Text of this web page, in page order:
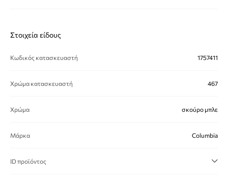
Στοιχεία είδους
Κωδικός κατασκευαστή 1757411
Χρώμα κατασκευαστή 467
Χρώμα σκούρο μπλε
Μάρκα Columbia
ID προϊόντος